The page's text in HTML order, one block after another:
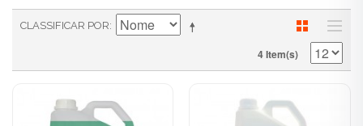
CLASSIFICAR POR
4 Item(s)